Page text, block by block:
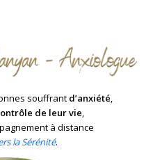
souffrant d’anxiété,
de leur vie,
à distance
la Sérénité.